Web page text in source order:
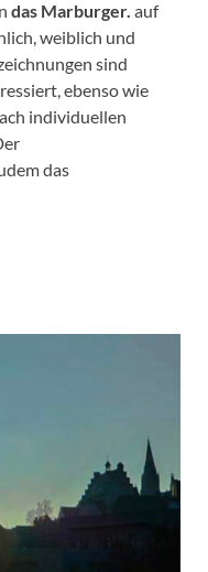
das Marburger. auf
weiblich und
sind
ebenso wie
individuellen
das